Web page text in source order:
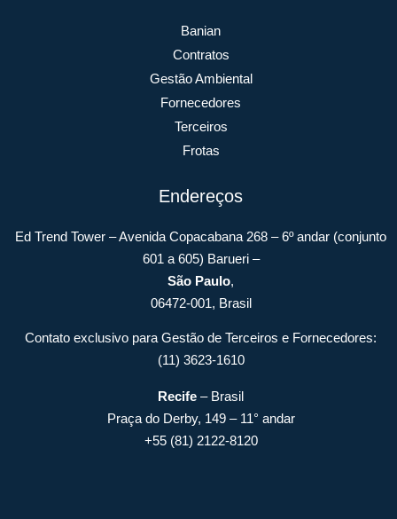
Banian
Contratos
Gestão Ambiental
Fornecedores
Terceiros
Frotas
Endereços
Ed Trend Tower – Avenida Copacabana 268 – 6º andar (conjunto
601 a 605) Barueri –
São Paulo,
06472-001, Brasil
Contato exclusivo para Gestão de Terceiros e Fornecedores:
(11) 3623-1610
Recife – Brasil
Praça do Derby, 149 – 11° andar
+55 (81) 2122-8120